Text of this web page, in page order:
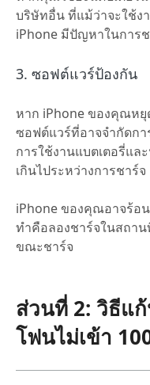
บริษัทอื่น ที่แม้ว่าจะใช้ง
iPhone มีปัญหาในการ
3. ซอฟต์แวร์ป้องกัน
หาก iPhone ของคุณหยุ
ซอฟต์แวร์ที่อาจจำกัดกา
การใช้งานแบตเตอรี่แ
เกินไประหว่างการชาร์จ
iPhone ของคุณอาจร้อ
ทำคือลองชาร์จในสถา
ขณะชาร์จ
ส่วนที่ 2: วิธีแ
โฟนไม่เข้า